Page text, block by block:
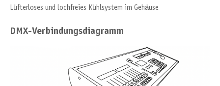
Lüfterloses und lochfreies Kühlsystem im Gehäuse
DMX-Verbindungsdiagramm